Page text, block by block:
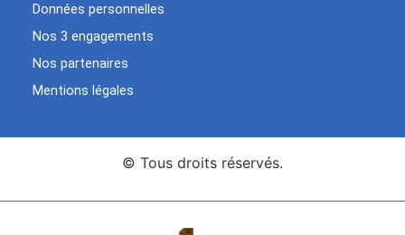
Données personnelles
Nos 3 engagements
Nos partenaires
Mentions légales
© Tous droits réservés.